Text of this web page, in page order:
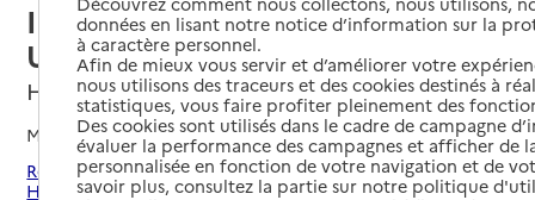
Intercommunal à Vocation
Unique (SIVU)
Haubourdin, NORD
Mis à jour le01/08/2026
Rechercher les établissements et services autour de
Haubourdin.
données en lisant notre notice d’information sur la
à caractère personnel.
Afin de mieux vous servir et d’améliorer votre
nous utilisons des traceurs et des cookies destinés à
statistiques, vous faire profiter pleinement des
Des cookies sont utilisés dans le cadre de campagne
évaluer la performance des campagnes et afficher de
personnalisée en fonction de votre navigation et de
savoir plus, consultez la partie sur notre politique